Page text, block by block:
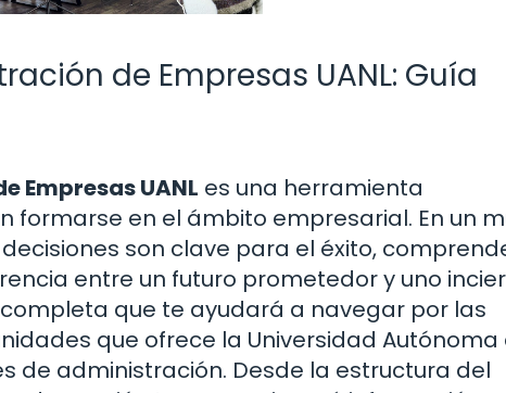
de Empresas UANL: Guía
Empresas UANL es una herramienta
en el ámbito empresarial. En un
son clave para el éxito,
entre un futuro prometedor y uno
que te ayudará a navegar por las
que ofrece la Universidad Autónoma
de administración. Desde la estructura del